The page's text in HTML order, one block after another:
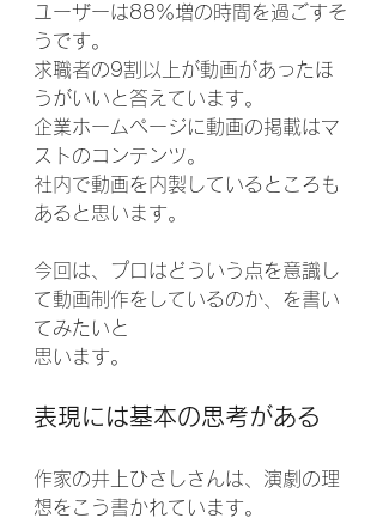
ユーザーは88％増の時間を過ごすそ
うです。
求職者の9割以上が動画があったほ
うがいいと答えています。
企業ホームページに動画の掲載はマ
ストのコンテンツ。
社内で動画を内製しているところも
あると思います。
今回は、プロはどういう点を意識し
て動画制作をしているのか、を書い
てみたいと
思います。
表現には基本の思考がある
作家の井上ひさしさんは、演劇の理
想をこう書かれています。